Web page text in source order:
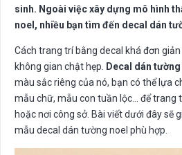
sinh. Ngoài việc xây dựng mô hình
noel, nhiều bạn tìm đến decal dán
Cách trang trí bằng decal khá đơn
không gian chật hẹp.
Decal dán tường
màu sắc riêng của nó, bạn có thể lựa
mẫu chữ, mẫu con tuần lộc… để trang
hoặc nơi công sở. Bài viết dưới đây sẽ
mẫu decal dán tường noel phù hợp.